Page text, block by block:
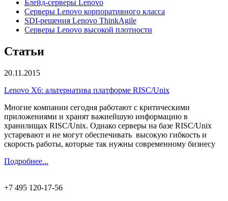
Блейд-серверы Lenovo
Cерверы Lenovo корпоративного класса
SDI-решения Lenovo ThinkAgile
Серверы Lenovo высокой плотности
Статьи
20.11.2015
Lenovo X6: альтернатива платформе RISC/Unix
Многие компании сегодня работают с критическими
приложениями и хранят важнейшую информацию в
хранилищах RISC/Unix. Однако серверы на базе RISC/Unix
устаревают и не могут обеспечивать высокую гибкость и
скорость работы, которые так нужны современному бизнесу
Подробнее...
+7 495 120-17-56